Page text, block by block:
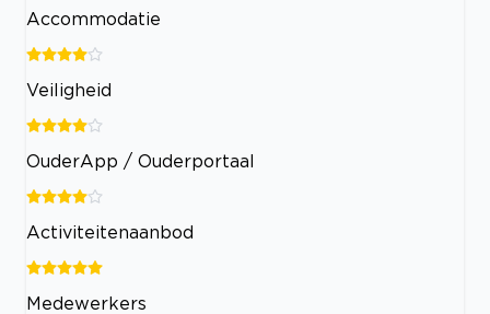
Accommodatie
Veiligheid
OuderApp / Ouderportaal
Activiteitenaanbod
Medewerkers